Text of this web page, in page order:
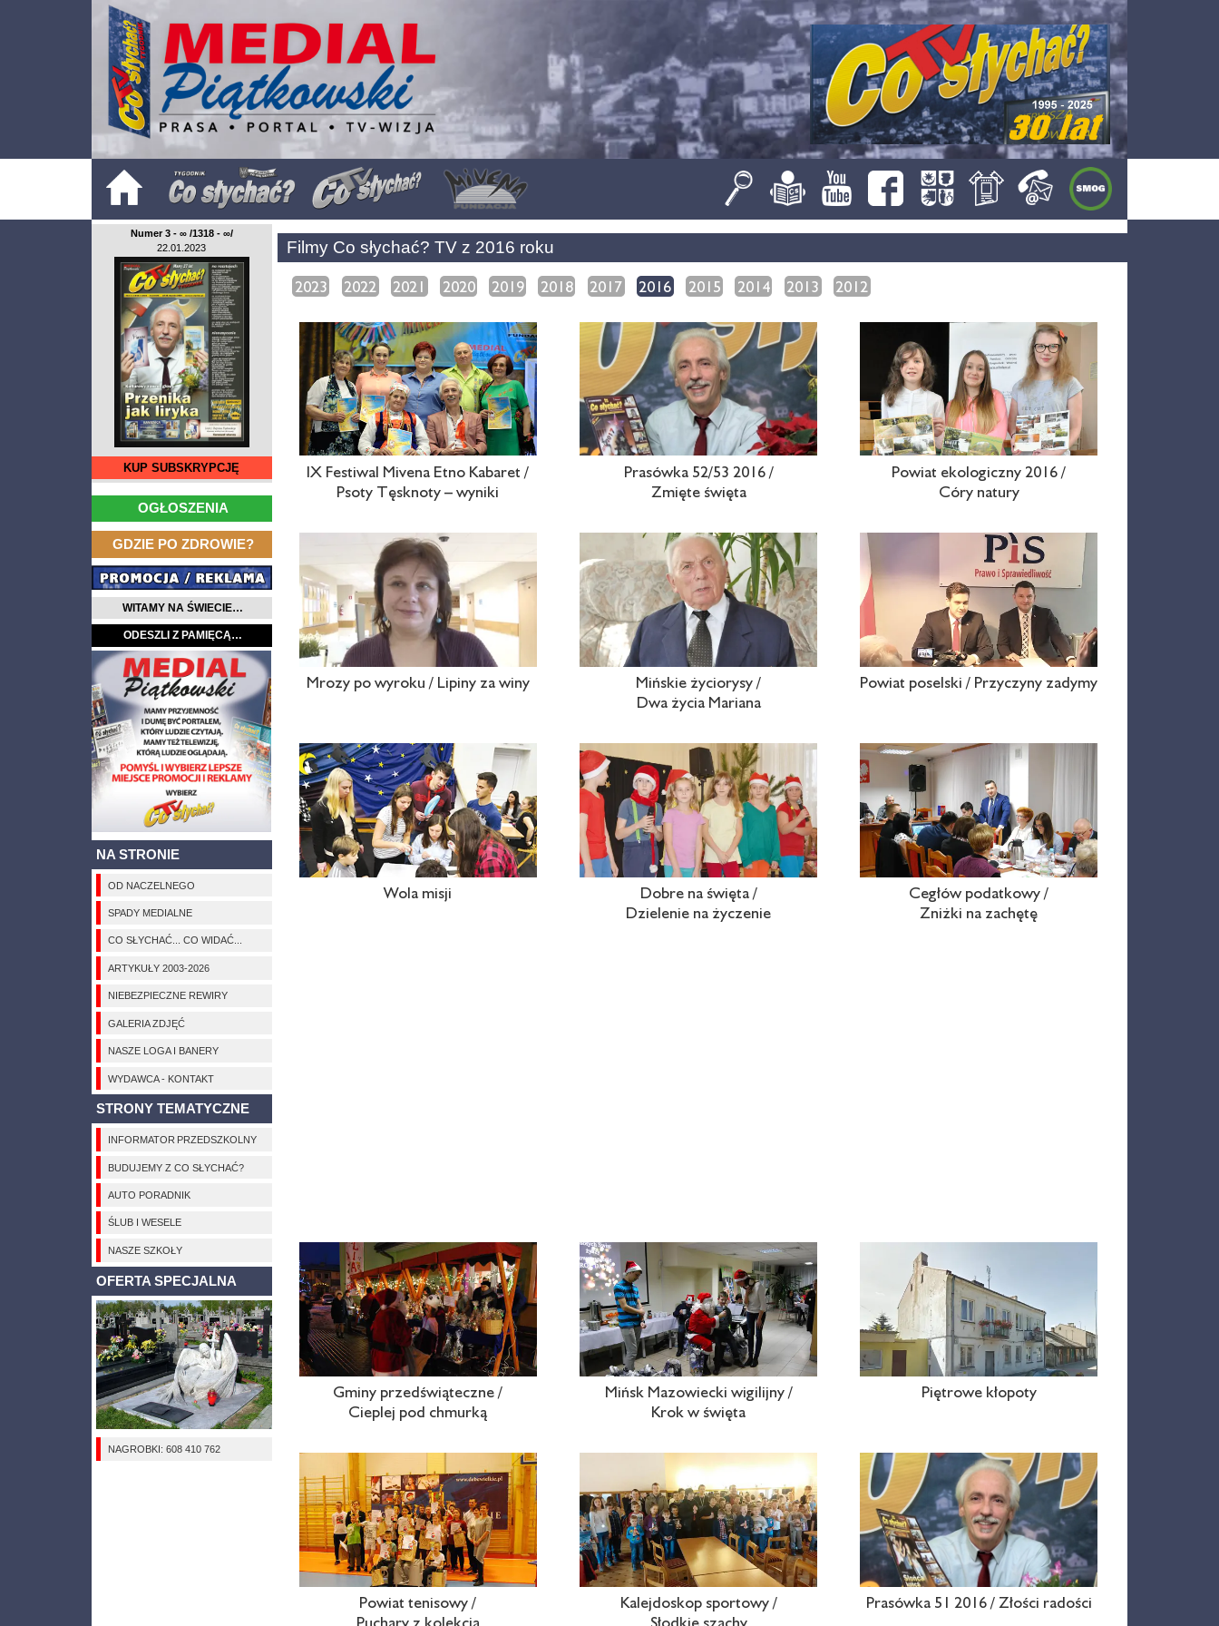
Numer 3 - ∞ /1318 - ∞/
22.01.2023
KUP SUBSKRYPCJĘ
OGŁOSZENIA
GDZIE PO ZDROWIE?
WITAMY NA ŚWIECIE…
ODESZLI Z PAMIĘCĄ…
NA STRONIE
OD NACZELNEGO
SPADY MEDIALNE
CO SŁYCHAĆ... CO WIDAĆ...
ARTYKUŁY 2003-2026
NIEBEZPIECZNE REWIRY
GALERIA ZDJĘĆ
NASZE LOGA I BANERY
WYDAWCA - KONTAKT
STRONY TEMATYCZNE
INFORMATOR PRZEDSZKOLNY
BUDUJEMY Z CO SŁYCHAĆ?
AUTO PORADNIK
ŚLUB I WESELE
NASZE SZKOŁY
OFERTA SPECJALNA
NAGROBKI: 608 410 762
Filmy Co słychać? TV z 2016 roku
2023 2022 2021 2020 2019 2018 2017 2016 2015 2014 2013 2012
IX Festiwal Mivena Etno Kabaret /
Psoty Tęsknoty – wyniki
Prasówka 52/53 2016 /
Zmięte święta
Powiat ekologiczny 2016 /
Córy natury
Mrozy po wyroku / Lipiny za winy
Mińskie życiorysy /
Dwa życia Mariana
Powiat poselski / Przyczyny zadymy
Wola misji
Dobre na święta /
Dzielenie na życzenie
Cegłów podatkowy /
Zniżki na zachętę
Gminy przedświąteczne /
Cieplej pod chmurką
Mińsk Mazowiecki wigilijny /
Krok w święta
Piętrowe kłopoty
Powiat tenisowy /
Kalejdoskop sportowy /
Prasówka 51 2016 / Złości radości